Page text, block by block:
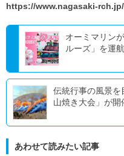
https://www.nagasaki-rch.jp/
オーミマリン
ルーズ」を運航
伝統行事の風景を
山焼き大会」が開
あわせて読みたい記事